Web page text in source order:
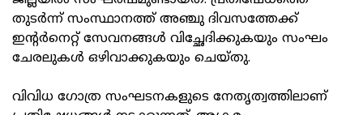
തുടര്‍ന്ന് സംസ്ഥാനത്ത് അഞ്ചു ദിവസത്തേക്ക്
ഇന്റര്‍നെറ്റ് സേവനങ്ങള്‍ വിച്ഛേദിക്കുകയും സംഘം
ചേരലുകള്‍ ഒഴിവാക്കുകയും ചെയ്തു.
വിവിധ ഗോത്ര സംഘടനകളുടെ നേതൃത്വത്തിലാണ്